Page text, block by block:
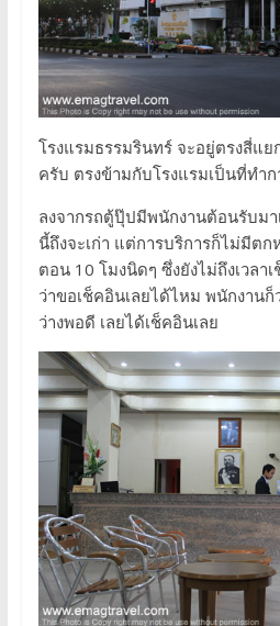
โรงแรมธรรมรินทร์ จะอยู่ตรงสี่แ
ครับ ตรงข้ามกับโรงแรมเป็นที่ทำ
ลงจากรถตู้ปุ๊ปมีพนักงานต้อนรับมา
นี้ถึงจะเก่า แต่การบริการก็ไม่มีต
ตอน 10 โมงนิดๆ ซึ่งยังไม่ถึงเวลา
ว่าขอเช็คอินเลยได้ไหม พนักงานก็
ว่างพอดี เลยได้เช็คอินเลย